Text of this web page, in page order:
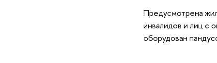
Предусмотрена
инвалидов и лиц с
оборудован